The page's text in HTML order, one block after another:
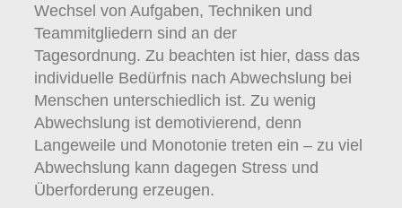
Wechsel von Aufgaben, Techniken und
Teammitgliedern sind an der
Tagesordnung. Zu beachten ist hier, dass das
individuelle Bedürfnis nach Abwechslung bei
Menschen unterschiedlich ist. Zu wenig
Abwechslung ist demotivierend, denn
Langeweile und Monotonie treten ein – zu viel
Abwechslung kann dagegen Stress und
Überforderung erzeugen.